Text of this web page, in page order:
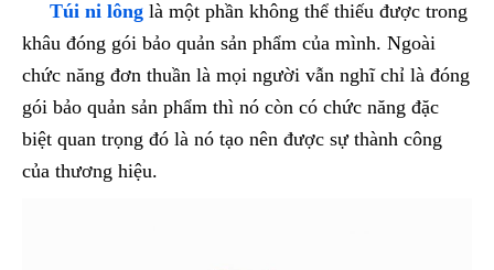
Túi ni lông là một phần không thể thiếu được trong
khâu đóng gói bảo quản sản phẩm của mình. Ngoài
chức năng đơn thuần là mọi người vẫn nghĩ chỉ là đóng
gói bảo quản sản phẩm thì nó còn có chức năng đặc
biệt quan trọng đó là nó tạo nên được sự thành công
của thương hiệu.